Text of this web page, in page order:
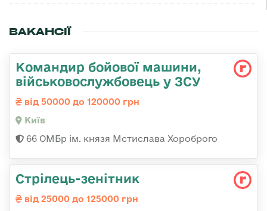
ВАКАНСІЇ
Командир бойової машини,
військовослужбовець у ЗСУ
від 50000 до 120000 грн
Київ
66 ОМБр ім. князя Мстислава Хороброго
Стpілець-зенітник
від 25000 до 125000 грн